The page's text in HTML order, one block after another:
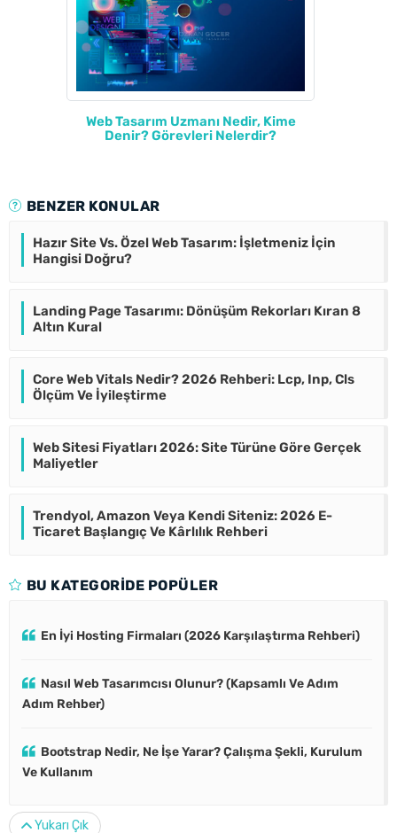
Web Tasarım Uzmanı Nedir, Kime
Denir? Görevleri Nelerdir?
BENZER KONULAR
Hazır Site Vs. Özel Web Tasarım: İşletmeniz İçin
Hangisi Doğru?
Landing Page Tasarımı: Dönüşüm Rekorları Kıran 8
Altın Kural
Core Web Vitals Nedir? 2026 Rehberi: Lcp, Inp, Cls
Ölçüm Ve İyileştirme
Web Sitesi Fiyatları 2026: Site Türüne Göre Gerçek
Maliyetler
Trendyol, Amazon Veya Kendi Siteniz: 2026 E-
Ticaret Başlangıç Ve Kârlılık Rehberi
BU KATEGORIDE POPÜLER
En İyi Hosting Firmaları (2026 Karşılaştırma Rehberi)
Nasıl Web Tasarımcısı Olunur? (Kapsamlı Ve Adım
Adım Rehber)
Bootstrap Nedir, Ne İşe Yarar? Çalışma Şekli, Kurulum
Ve Kullanım
Yukarı Çık